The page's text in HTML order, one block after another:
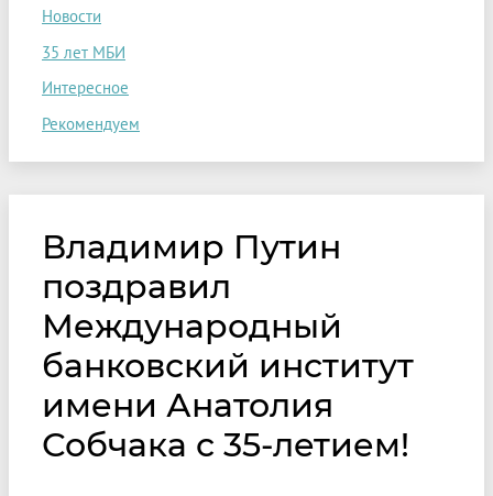
Новости
35 лет МБИ
Интересное
Рекомендуем
Владимир Путин
поздравил
Международный
банковский институт
имени Анатолия
Собчака с 35-летием!